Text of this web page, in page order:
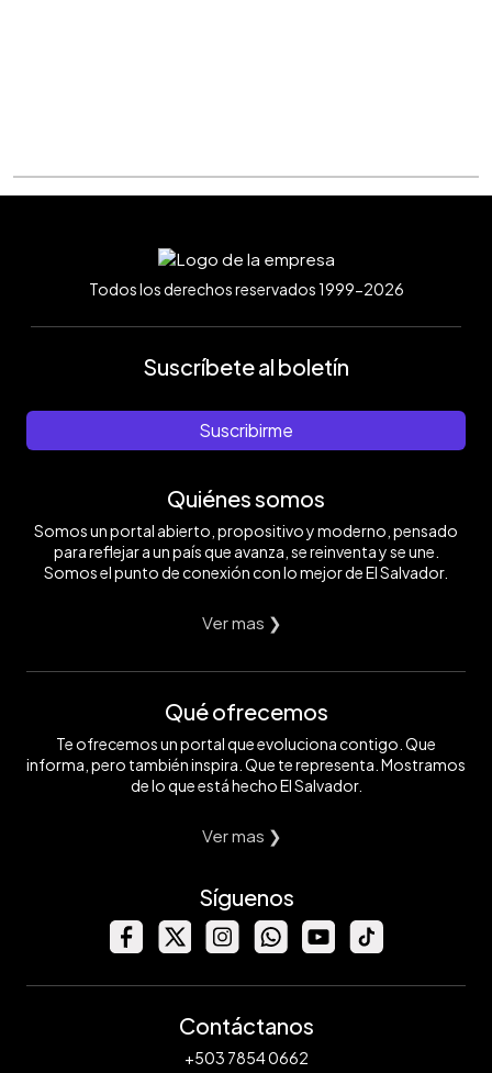
Todos los derechos reservados 1999-2026
Suscríbete al boletín
Suscribirme
Quiénes somos
Somos un portal abierto, propositivo y moderno, pensado
para reflejar a un país que avanza, se reinventa y se une.
Somos el punto de conexión con lo mejor de El Salvador.
Ver mas ❯
Qué ofrecemos
Te ofrecemos un portal que evoluciona contigo. Que
informa, pero también inspira. Que te representa. Mostramos
de lo que está hecho El Salvador.
Ver mas ❯
Síguenos
Contáctanos
+503 7854 0662